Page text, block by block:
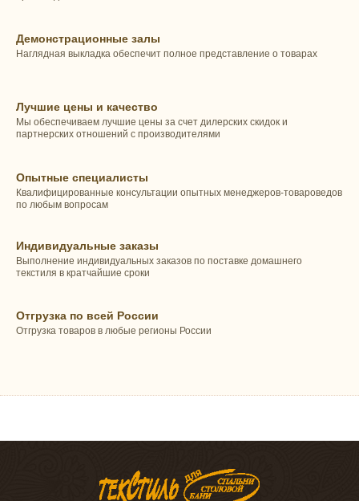
Демонстрационные залы
Наглядная выкладка обеспечит полное представление о товарах
Лучшие цены и качество
Мы обеспечиваем лучшие цены за счет дилерских скидок и
партнерских отношений с производителями
Опытные специалисты
Квалифицированные консультации опытных менеджеров-товароведов
по любым вопросам
Индивидуальные заказы
Выполнение индивидуальных заказов по поставке домашнего
текстиля в кратчайшие сроки
Отгрузка по всей России
Отгрузка товаров в любые регионы России